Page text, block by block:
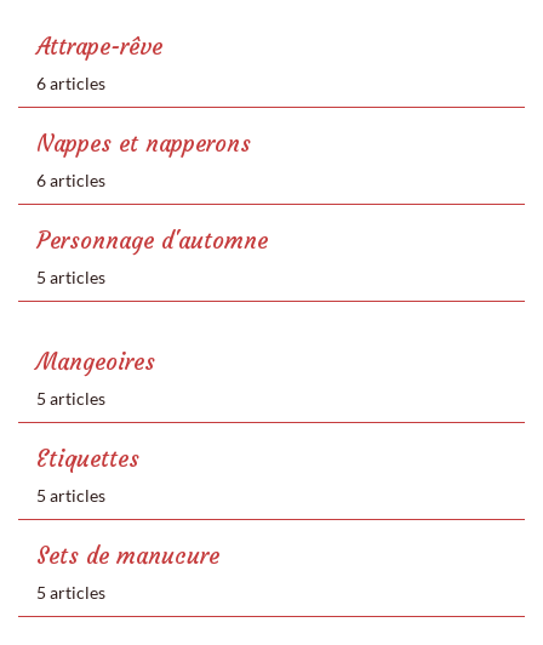
Attrape-rêve
6 articles
Nappes et napperons
6 articles
Personnage d'automne
5 articles
Mangeoires
5 articles
Etiquettes
5 articles
Sets de manucure
5 articles